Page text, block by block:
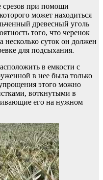
срезов при помощи
может находиться
древесный уголь
того, что черенок
несколько суток он должен
для подсыхания.
в емкости с
в нее была только
этого можно
воткнутыми в
его на нужном